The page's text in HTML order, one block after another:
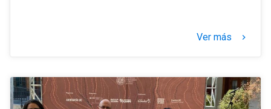
Ver más keyboard_arrow_right